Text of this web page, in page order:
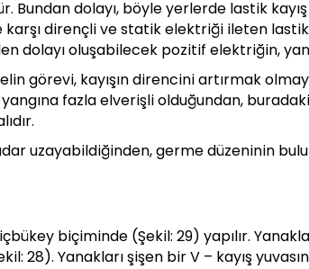
dolayı, böyle yerlerde lastik kayış
karşı dirençli ve statik elektriği ileten
dolayı oluşabilecek pozitif elektriğin,
görevi, kayışın direncini artırmak
fazla elverişli olduğundan,
uzayabildiğinden, germe düzeninin
biçiminde (Şekil: 29) yapılır.
28). Yanakları şişen bir V – kayış